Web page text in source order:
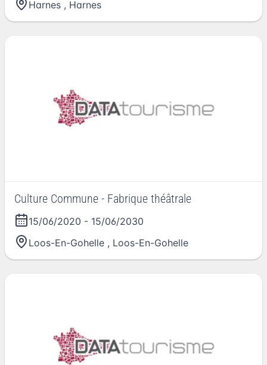
Harnes , Harnes
Culture Commune - Fabrique théâtrale
15/06/2020 - 15/06/2030
Loos-En-Gohelle , Loos-En-Gohelle